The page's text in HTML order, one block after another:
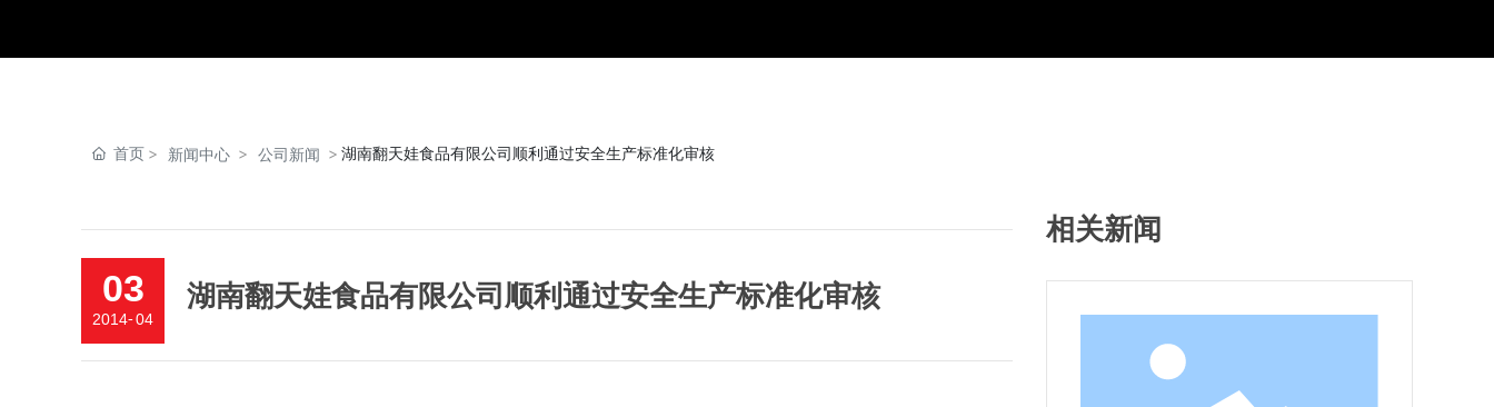
首页 新闻中心 公司新闻 湖南翻天娃食品有限公司顺利通过安全生产标准化审核
03
2014-04
湖南翻天娃食品有限公司顺利通过安全生产标准化审核
相关新闻